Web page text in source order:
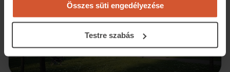
Összes süti engedélyezése
Testre szabás